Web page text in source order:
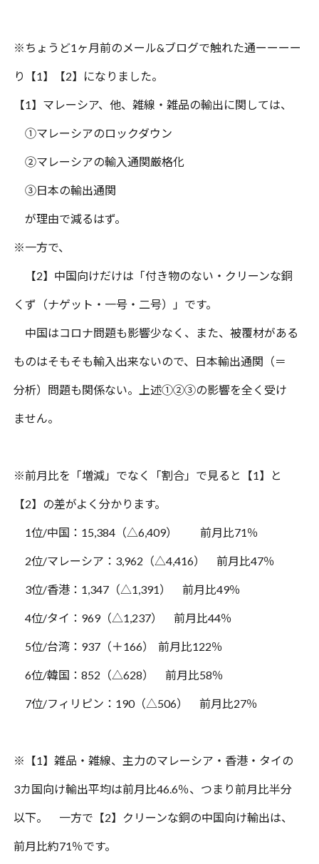
※ちょうど1 ヶ月前のメール&ブログで触れた通ーーーー
り【1】【2】になりました。
【1】マレーシア、他、雑線・雑品の輸出に関しては、
①マレーシアのロックダウン
②マレーシアの輸入通関厳格化
③日本の輸出通関
が理由で減るはず。
※一方で、
【2】中国向けだけは「付き物のない・クリーンな銅
くず（ナゲット・一号・二号）」です。
中国はコロナ問題も影響少なく、また、被覆材がある
ものはそもそも輸入出来ないので、日本輸出通関（＝
分析）問題も関係ない。上述①②③の影響を全く受け
ません。
※前月比を「増減」でなく「割合」で見ると【1】と
【2】の差がよく分かります。
1位/中国： 15,384（△6,409） 前月比71％
2位/マレーシア： 3,962 （△4,416） 前月比47％
3位/香港： 1,347（△1,391） 前月比49％
4位/タイ： 969（△1,237） 前月比44％
5位/台湾： 937（＋166） 前月比122％
6位/韓国： 852 （△628） 前月比58％
7位/フィリピン： 190（△506） 前月比27％
※【1】雑品・雑線、主力のマレーシア・香港・タイの
3カ国向け輸出平均は前月比46.6％、つまり前月比半分
以下。 一方で【2】クリーンな銅の中国向け輸出は、
前月比約71％です。